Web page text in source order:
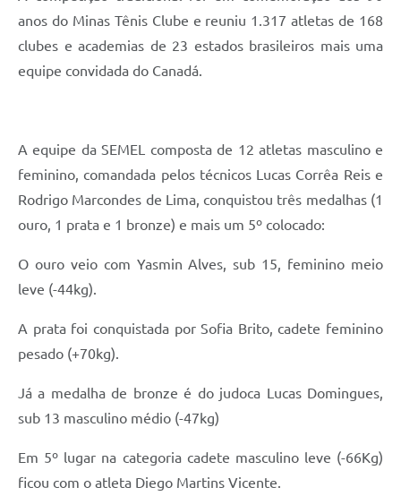
anos do Minas Tênis Clube e reuniu 1.317 atletas de 168
clubes e academias de 23 estados brasileiros mais uma
equipe convidada do Canadá.
A equipe da SEMEL composta de 12 atletas masculino e
feminino, comandada pelos técnicos Lucas Corrêa Reis e
Rodrigo Marcondes de Lima, conquistou três medalhas (1
ouro, 1 prata e 1 bronze) e mais um 5º colocado:
O ouro veio com Yasmin Alves, sub 15, feminino meio
leve (-44kg).
A prata foi conquistada por Sofia Brito, cadete feminino
pesado (+70kg).
Já a medalha de bronze é do judoca Lucas Domingues,
sub 13 masculino médio (-47kg)
Em 5º lugar na categoria cadete masculino leve (-66Kg)
ficou com o atleta Diego Martins Vicente.